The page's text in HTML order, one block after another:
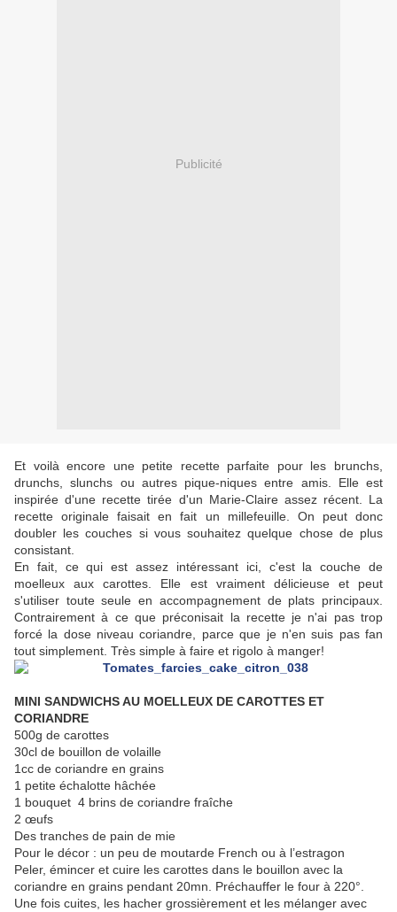
Publicité
Et voilà encore une petite recette parfaite pour les brunchs,
drunchs, slunchs ou autres pique-niques entre amis. Elle est
inspirée d'une recette tirée d'un Marie-Claire assez récent. La
recette originale faisait en fait un millefeuille. On peut donc
doubler les couches si vous souhaitez quelque chose de plus
consistant.
En fait, ce qui est assez intéressant ici, c'est la couche de
moelleux aux carottes. Elle est vraiment délicieuse et peut
s'utiliser toute seule en accompagnement de plats principaux.
Contrairement à ce que préconisait la recette je n'ai pas trop
forcé la dose niveau coriandre, parce que je n'en suis pas fan
tout simplement. Très simple à faire et rigolo à manger!
MINI SANDWICHS AU MOELLEUX DE CAROTTES ET
CORIANDRE
500g de carottes
30cl de bouillon de volaille
1cc de coriandre en grains
1 petite échalotte hâchée
1 bouquet 4 brins de coriandre fraîche
2 œufs
Des tranches de pain de mie
Pour le décor : un peu de moutarde French ou à l’estragon
Peler, émincer et cuire les carottes dans le bouillon avec la
coriandre en grains pendant 20mn. Préchauffer le four à 220°.
Une fois cuites, les hacher grossièrement et les mélanger avec